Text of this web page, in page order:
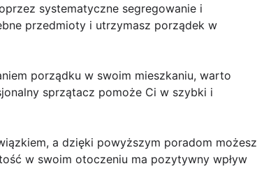
systematyczne segregowanie i
przedmioty i utrzymasz porządek w
porządku w swoim mieszkaniu, warto
sprzątacz pomoże Ci w szybki i
a dzięki powyższym poradom możesz
w swoim otoczeniu ma pozytywny wpływ